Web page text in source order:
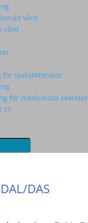
vård
vård
sjuksköterskor
för medicinska
ST
DAS